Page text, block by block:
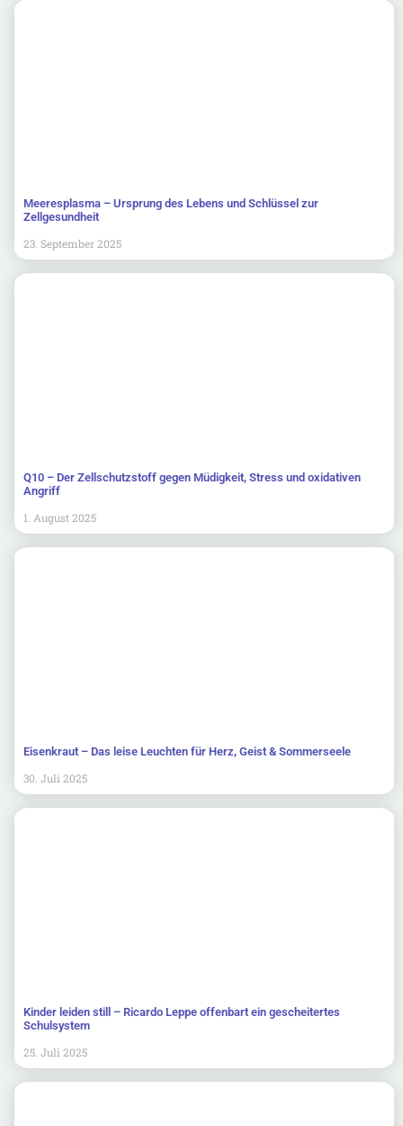
Meeresplasma – Ursprung des Lebens und Schlüssel zur
Zellgesundheit
23. September 2025
Q10 – Der Zellschutzstoff gegen Müdigkeit, Stress und oxidativen
Angriff
1. August 2025
Eisenkraut – Das leise Leuchten für Herz, Geist & Sommerseele
30. Juli 2025
Kinder leiden still – Ricardo Leppe offenbart ein gescheitertes
Schulsystem
25. Juli 2025